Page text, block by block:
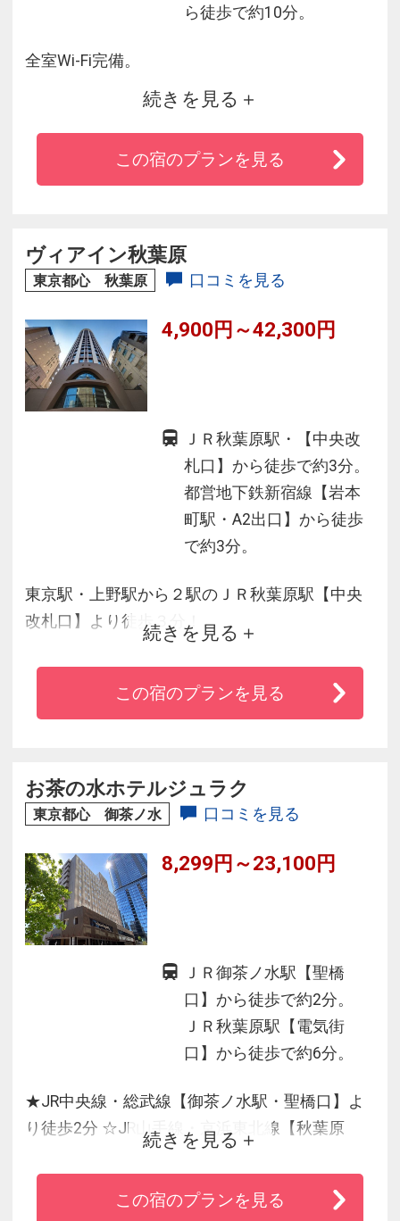
ら徒歩で約10分。
全室Wi-Fi完備。
●2027年5月5日(水)は法定停電検査の為、全館休
業致します●
※チェックアウト後、荷物のお預かりは可能で
続きを見る
この宿のプランを見る
ヴィアイン秋葉原
東京都心 秋葉原 口コミを見る
4,900円～42,300円
ＪＲ秋葉原駅・【中央改
札口】から徒歩で約3分。
都営地下鉄新宿線【岩本
町駅・A2出口】から徒歩
で約3分。
東京駅・上野駅から２駅のＪＲ秋葉原駅【中央
改札口】より徒歩３分！
東京メトロ銀座線や都営地下鉄新宿線にも徒歩
数分圏内とアクセス抜群♪
全室無料Ｗｉ-Ｆｉ利用可♪
ームも人気です（一部客室を除く）♪
続きを見る
この宿のプランを見る
お茶の水ホテルジュラク
東京都心 御茶ノ水 口コミを見る
8,299円～23,100円
ＪＲ御茶ノ水駅【聖橋
口】から徒歩で約2分。
ＪＲ秋葉原駅【電気街
口】から徒歩で約6分。
★JR中央線・総武線【御茶ノ水駅・聖橋口】よ
り徒歩2分 ☆JR山手線・京浜東北線【秋葉原
駅・電気街口】より徒歩6分 ★東京ドームまで電
車利用で約15分、日本武道館も電車利用で約15
分☆厳選食材を使う自然派ビュッフェの「朝
続きを見る
この宿のプランを見る